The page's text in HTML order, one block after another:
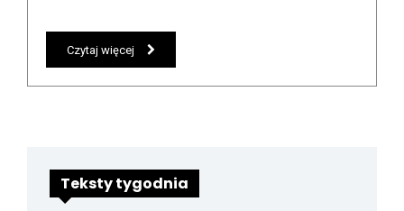
Czytaj więcej
Teksty tygodnia